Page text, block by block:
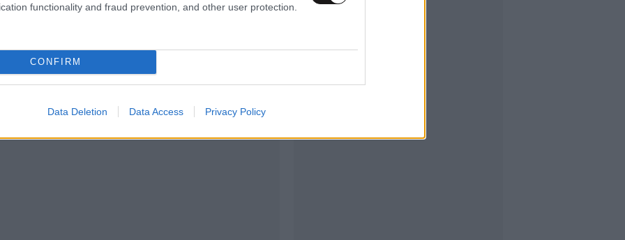
functionality and fraud prevention, and other user protection.
CONFIRM
Data Deletion Data Access Privacy Policy